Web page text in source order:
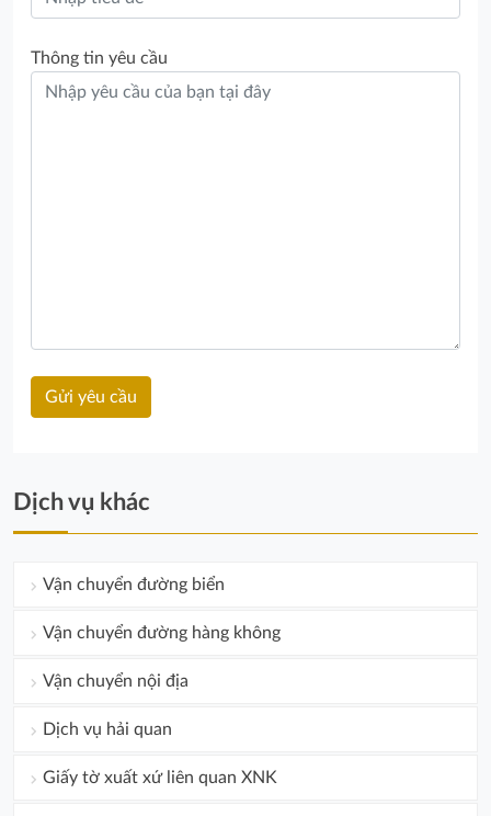
Thông tin yêu cầu
Dịch vụ khác
Vận chuyển đường biển
Vận chuyển đường hàng không
Vận chuyển nội địa
Dịch vụ hải quan
Giấy tờ xuất xứ liên quan XNK